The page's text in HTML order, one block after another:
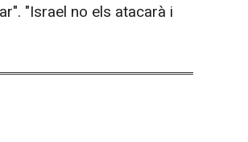
"Israel no els atacarà i